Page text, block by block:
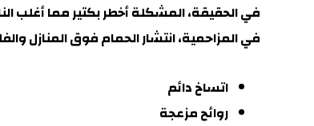
في الحقيقة، المشكلة أخطر بكتير مما أغلب
فيالمزاحمية، انتشار الحمام فوق المنازل
اتساخ دائم
روائح مزعجة